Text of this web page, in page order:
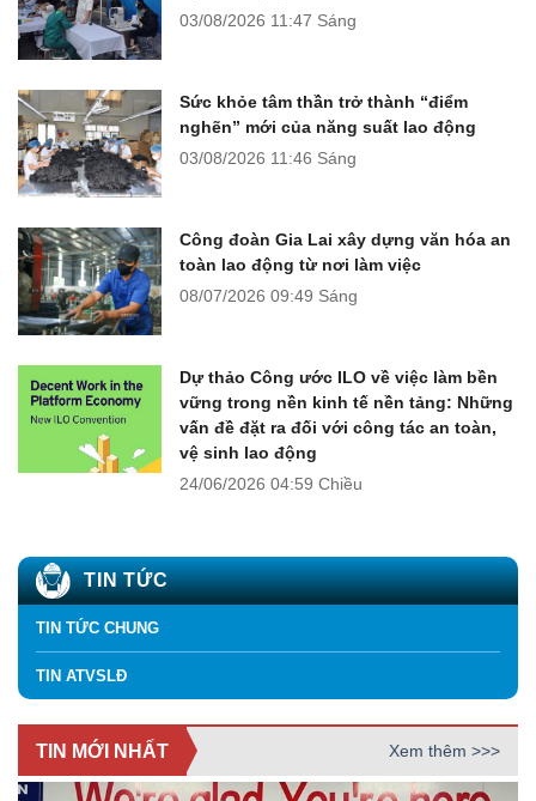
03/08/2026 11:47 Sáng
Sức khỏe tâm thần trở thành “điểm
nghẽn” mới của năng suất lao động
03/08/2026 11:46 Sáng
Công đoàn Gia Lai xây dựng văn hóa an
toàn lao động từ nơi làm việc
08/07/2026 09:49 Sáng
Dự thảo Công ước ILO về việc làm bền
vững trong nền kinh tế nền tảng: Những
vấn đề đặt ra đối với công tác an toàn,
vệ sinh lao động
24/06/2026 04:59 Chiều
TIN TỨC
TIN TỨC CHUNG
TIN ATVSLĐ
TIN MỚI NHẤT Xem thêm >>>